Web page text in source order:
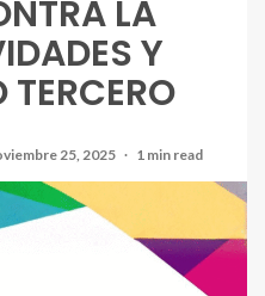
LA
Y
TERCERO
25, 2025 1 min read